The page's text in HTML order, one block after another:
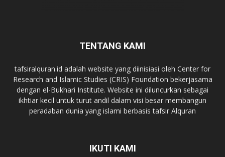
TENTANG KAMI
tafsiralquran.id adalah website yang diinisiasi oleh Center for
Research and Islamic Studies (CRIS) Foundation bekerjasama
dengan el-Bukhari Institute. Website ini diluncurkan sebagai
ikhtiar kecil untuk turut andil dalam visi besar membangun
peradaban dunia yang islami berbasis tafsir Alquran
IKUTI KAMI